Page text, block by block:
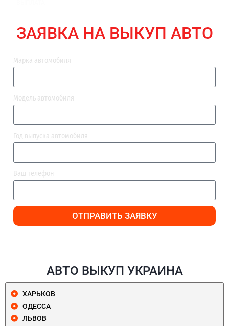
ЗАЯВКА НА ВЫКУП АВТО
Марка автомобиля
Модель автомобиля
Год выпуска автомобиля
Ваш телефон
ОТПРАВИТЬ ЗАЯВКУ
АВТО ВЫКУП УКРАИНА
ХАРЬКОВ
ОДЕССА
ЛЬВОВ